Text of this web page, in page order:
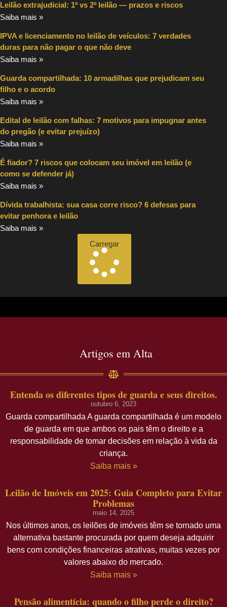
Leilão extrajudicial: 1º vs 2º leilão — prazos e riscos
Saiba mais »
IPVA e licenciamento no leilão de veículos: 7 verdades
duras para não pagar o que não deve
Saiba mais »
Guarda compartilhada: 10 armadilhas que prejudicam seu
filho e o acordo
Saiba mais »
Edital de leilão com falhas: 7 motivos para impugnar antes
do pregão (e evitar prejuízo)
Saiba mais »
É fiador? 7 riscos que colocam seu imóvel em leilão (e
como se defender já)
Saiba mais »
Dívida trabalhista: sua casa corre risco? 6 defesas para
evitar penhora e leilão
Saiba mais »
Carregar
Artigos em Alta
Entenda os diferentes tipos de guarda e seus direitos.
outubro 6, 2023
Guarda compartilhada A guarda compartilhada é um modelo
de guarda em que ambos os pais têm o direito e a
responsabilidade de tomar decisões em relação à vida da
criança.
Saiba mais »
Leilão de Imóveis em 2025: Guia Completo para Evitar
Problemas
maio 14, 2025
Nos últimos anos, os leilões de imóveis têm se tornado uma
alternativa bastante procurada por quem deseja adquirir
bens com condições financeiras atrativas, muitas vezes por
valores abaixo do mercado.
Saiba mais »
Pensão alimentícia: quando o filho perde o direito?